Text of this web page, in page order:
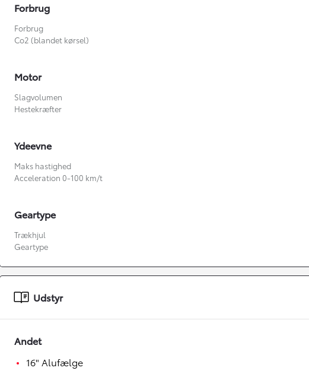
Fra kr. 349.990
Forbrug
Forbrug
Co2 (blandet kørsel)
Motor
Slagvolumen
Hestekræfter
Ydeevne
Maks hastighed
Acceleration 0-100 km/t
Geartype
Trækhjul
Geartype
Udstyr
Andet
16" Alufælge